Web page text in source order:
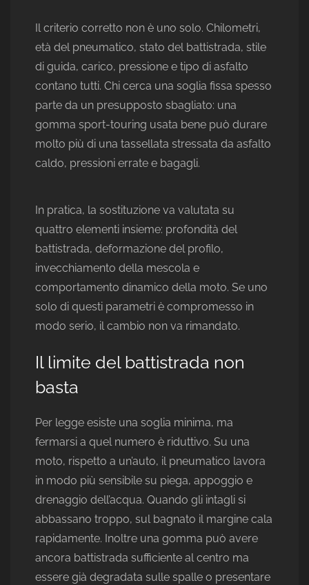
Il criterio corretto non è uno solo. Chilometri,
età del pneumatico, stato del battistrada, stile
di guida, carico, pressione e tipo di asfalto
contano tutti. Chi cerca una soglia fissa spesso
parte da un presupposto sbagliato: una
gomma sport-touring usata bene può durare
molto più di una tassellata stressata da asfalto
caldo, pressioni errate e bagagli.
In pratica, la sostituzione va valutata su
quattro elementi insieme: profondità del
battistrada, deformazione del profilo,
invecchiamento della mescola e
comportamento dinamico della moto. Se uno
solo di questi parametri è compromesso in
modo serio, il cambio non va rimandato.
Il limite del battistrada non
basta
Per legge esiste una soglia minima, ma
fermarsi a quel numero è riduttivo. Su una
moto, rispetto a un’auto, il pneumatico lavora
in modo più sensibile su piega, appoggio e
drenaggio dell’acqua. Quando gli intagli si
abbassano troppo, sul bagnato il margine cala
rapidamente. Inoltre una gomma può avere
ancora battistrada sufficiente al centro ma
essere già degradata sulle spalle o presentare